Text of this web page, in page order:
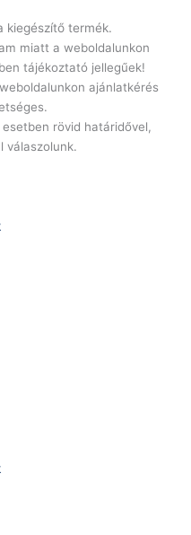
kiegészítő termék.
miatt a weboldalunkon
tájékoztató jellegűek!
ajánlatkérés
rövid határidővel,
válaszolunk.